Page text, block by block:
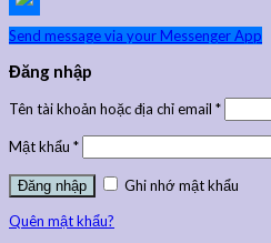
Send message via your Messenger App
Đăng nhập
Tên tài khoản hoặc địa chỉ email *
Mật khẩu *
Ghi nhớ mật khẩu
Quên mật khẩu?